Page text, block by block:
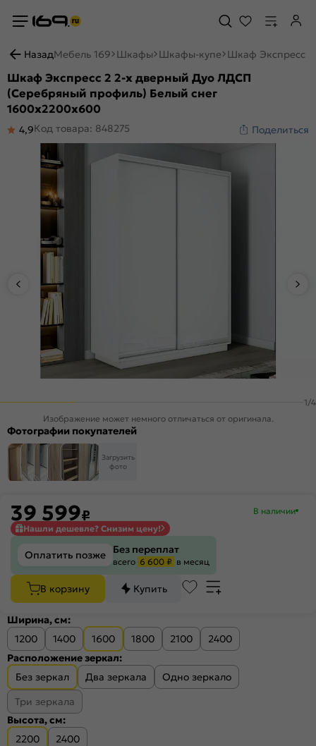
НазадМебель 169 Шкафы Шкафы-купе Шкаф Экспресс
Шкаф Экспресс 2 2-х дверный Дуо ЛДСП
(Серебряный профиль) Белый снег
1600x2200x600
4,9Код товара: 848275 Поделиться
1/4
Изображение может немного отличаться от оригинала.
Фотографии покупателей
Загрузить
фото
39 599₽
В наличии
Нашли дешевле? Снизим цену!
Оплатить позже Без переплат
всего 6 600 ₽ в месяц
В корзину Купить
Ширина, см:
1200
1400 1600 1800 2100
2400
Расположение зеркал:
Без зеркал
Два зеркала
Одно зеркало
Три зеркала
Высота, см:
2200
2400